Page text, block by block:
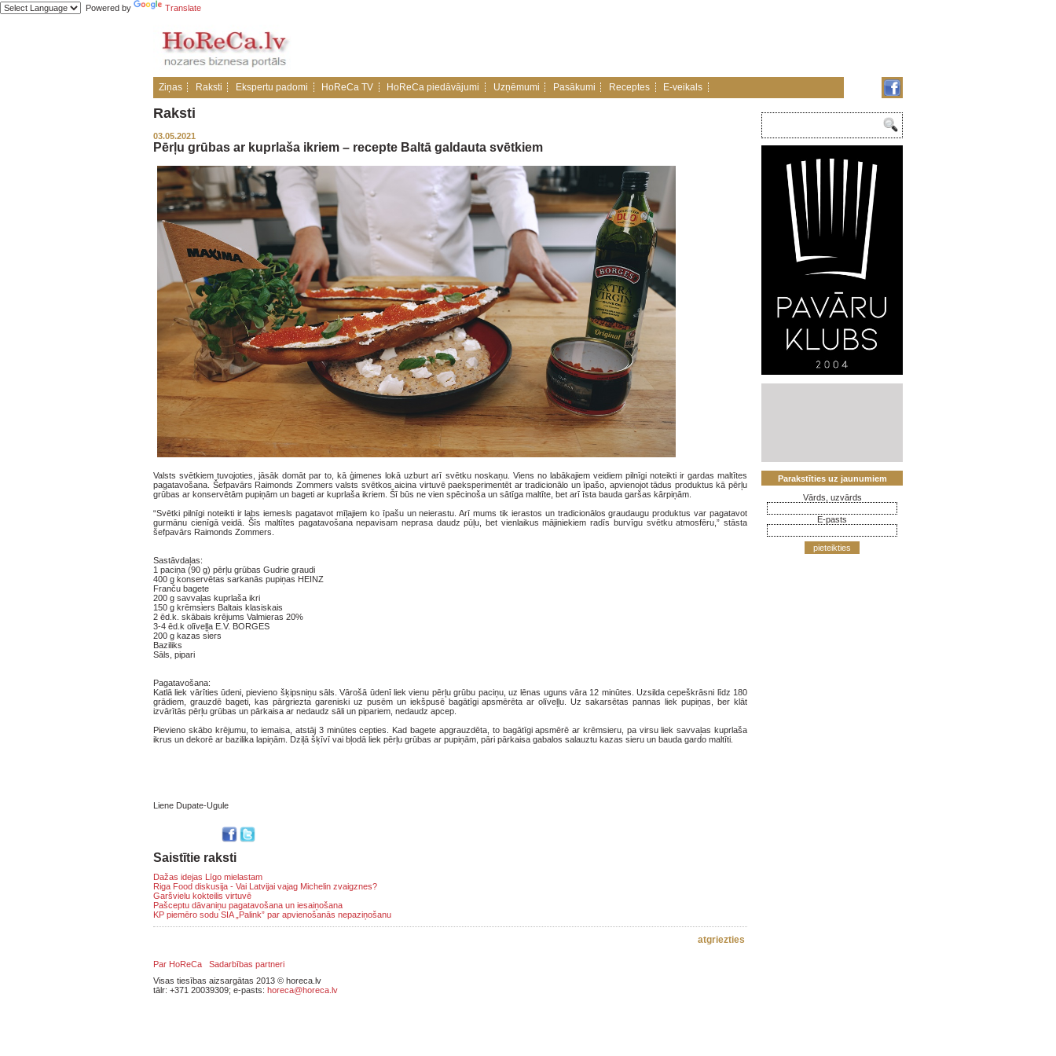
Powered by Translate
Ziņas Raksti Ekspertu padomi HoReCa TV HoReCa piedāvājumi Uzņēmumi Pasākumi Receptes E-veikals
Raksti
03.05.2021
Pērļu grūbas ar kuprlaša ikriem – recepte Baltā galdauta svētkiem
Valsts svētkiem tuvojoties, jāsāk domāt par to, kā ģimenes lokā uzburt arī svētku noskaņu. Viens no labākajiem veidiem pilnīgi noteikti ir gardas maltītes
pagatavošana. Šefpavārs Raimonds Zommers valsts svētkos aicina virtuvē paeksperimentēt ar tradicionālo un īpašo, apvienojot tādus produktus kā pērļu
grūbas ar konservētām pupiņām un bageti ar kuprlaša ikriem. Šī būs ne vien spēcinoša un sātīga maltīte, bet arī īsta bauda garšas kārpiņām.
“Svētki pilnīgi noteikti ir labs iemesls pagatavot mīļajiem ko īpašu un neierastu. Arī mums tik ierastos un tradicionālos graudaugu produktus var pagatavot
gurmānu cienīgā veidā. Šīs maltītes pagatavošana nepavisam neprasa daudz pūļu, bet vienlaikus mājiniekiem radīs burvīgu svētku atmosfēru,” stāsta
šefpavārs Raimonds Zommers.
Sastāvdaļas:
1 paciņa (90 g) pērļu grūbas Gudrie graudi
400 g konservētas sarkanās pupiņas HEINZ
Franču bagete
200 g savvaļas kuprlaša ikri
150 g krēmsiers Baltais klasiskais
2 ēd.k. skābais krējums Valmieras 20%
3-4 ēd.k olīveļļa E.V. BORGES
200 g kazas siers
Baziliks
Sāls, pipari
Pagatavošana:
Katlā liek vārīties ūdeni, pievieno šķipsniņu sāls. Vārošā ūdenī liek vienu pērļu grūbu paciņu, uz lēnas uguns vāra 12 minūtes. Uzsilda cepeškrāsni līdz 180
grādiem, grauzdē bageti, kas pārgriezta gareniski uz pusēm un iekšpusē bagātīgi apsmērēta ar olīveļļu. Uz sakarsētas pannas liek pupiņas, ber klāt
izvārītās pērļu grūbas un pārkaisa ar nedaudz sāli un pipariem, nedaudz apcep.
Pievieno skābo krējumu, to iemaisa, atstāj 3 minūtes cepties. Kad bagete apgrauzdēta, to bagātīgi apsmērē ar krēmsieru, pa virsu liek savvaļas kuprlaša
ikrus un dekorē ar bazilika lapiņām. Dziļā šķīvī vai bļodā liek pērļu grūbas ar pupiņām, pāri pārkaisa gabalos salauztu kazas sieru un bauda gardo maltīti.
Liene Dupate-Ugule
Saistītie raksti
Dažas idejas Līgo mielastam
Riga Food diskusija - Vai Latvijai vajag Michelin zvaigznes?
Garšvielu kokteilis virtuvē
Pašceptu dāvaniņu pagatavošana un iesaiņošana
KP piemēro sodu SIA „Palink” par apvienošanās nepaziņošanu
atgriezties
Parakstīties uz jaunumiem
Vārds, uzvārds
E-pasts
pieteikties
Par HoReCa
Sadarbības partneri
Visas tiesības aizsargātas 2013 © horeca.lv
tālr: +371 20039309; e-pasts: horeca@horeca.lv